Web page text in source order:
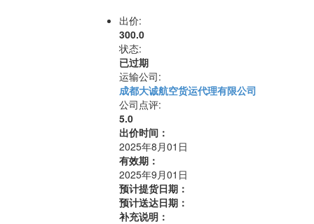
出价:
300.0
状态:
已过期
运输公司:
成都大诚航空货运代理有限公司
公司点评:
5.0
出价时间：
2025年8月01日
有效期：
2025年9月01日
预计提货日期：
预计送达日期：
补充说明：